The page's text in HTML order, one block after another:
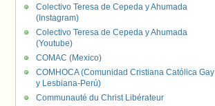
Colectivo Teresa de Cepeda y Ahumada
(Instagram)
Colectivo Teresa de Cepeda y Ahumada
(Youtube)
COMAC (Mexico)
COMHOCA (Comunidad Cristiana Católica Gay
y Lesbiana-Perú)
Communauté du Christ Libérateur